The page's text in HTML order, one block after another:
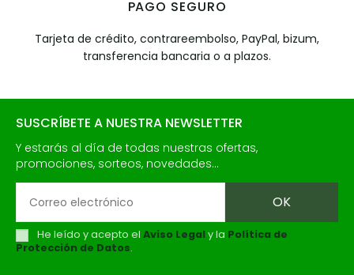
PAGO SEGURO
Tarjeta de crédito, contrareembolso, PayPal, bizum,
transferencia bancaria o a plazos.
SUSCRÍBETE A NUESTRA NEWSLETTER
Y estarás al día de todas nuestras ofertas,
promociones, sorteos, novedades...
He leído y acepto el Aviso Legaly la Política de
Protección de Datos.